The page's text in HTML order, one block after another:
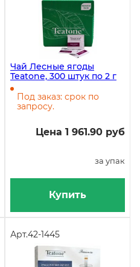
Чай Лесные ягоды
Teatone, 300 штук по 2 г
Под заказ: срок по
запросу.
Цена 1 961.90 руб
за упак
Купить
Арт.42-1445